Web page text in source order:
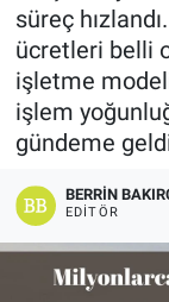
süreç
ücretleri belli
işletme
işlem
gündeme
BERRIN
EDITÖR
Son
Spor